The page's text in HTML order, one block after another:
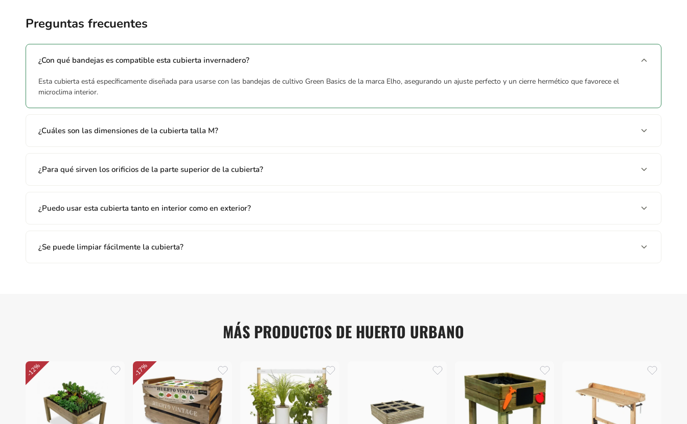
Preguntas frecuentes
¿Con qué bandejas es compatible esta cubierta invernadero?
Esta cubierta está específicamente diseñada para usarse con las bandejas de cultivo Green Basics de la marca Elho, asegurando un ajuste perfecto y un cierre hermético que favorece el
microclima interior.
¿Cuáles son las dimensiones de la cubierta talla M?
¿Para qué sirven los orificios de la parte superior de la cubierta?
¿Puedo usar esta cubierta tanto en interior como en exterior?
¿Se puede limpiar fácilmente la cubierta?
MÁS PRODUCTOS DE HUERTO URBANO
-12% -17%